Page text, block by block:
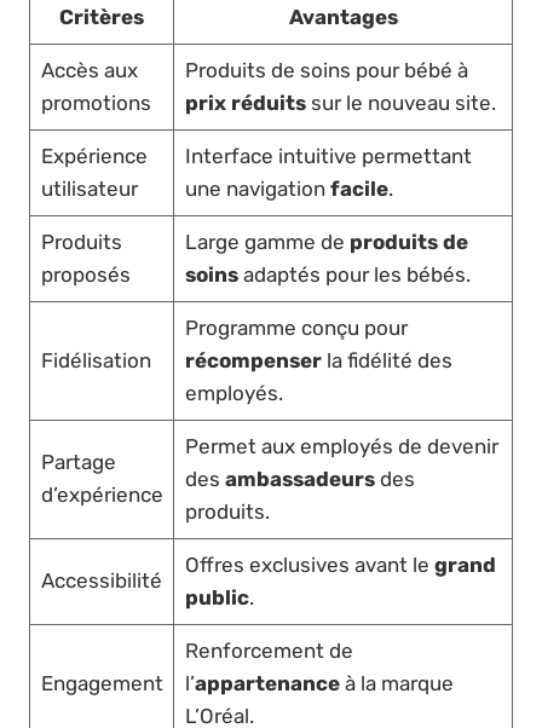
Critères Avantages
Accès aux
promotions
Produits de soins pour bébé à
prix réduitssur le nouveau site.
Expérience
utilisateur
Interface intuitive permettant
une navigation facile.
Produits
proposés
Large gamme de produits de
soinsadaptés pour les bébés.
Fidélisation
Programme conçu pour
récompenserla fidélité des
employés.
Partage
d’expérience
Permet aux employés de devenir
des ambassadeursdes
produits.
Accessibilité
Offres exclusives avant le grand
public.
Engagement
Renforcement de
l’appartenanceà la marque
L’Oréal.